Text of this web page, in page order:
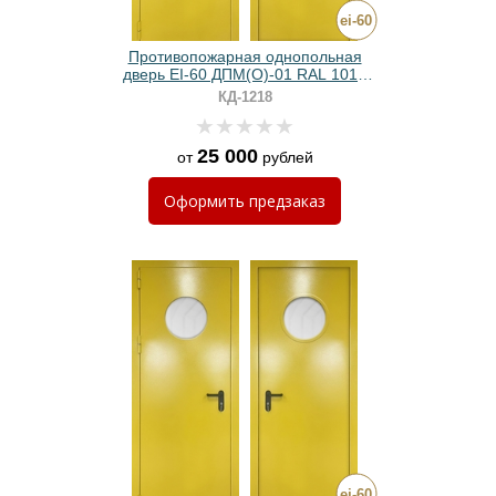
Противопожарная однопольная
дверь EI-60 ДПМ(О)-01 RAL 1012
желтая с прямоугольным стеклом
КД-1218
от25 000рублей
Оформить предзаказ